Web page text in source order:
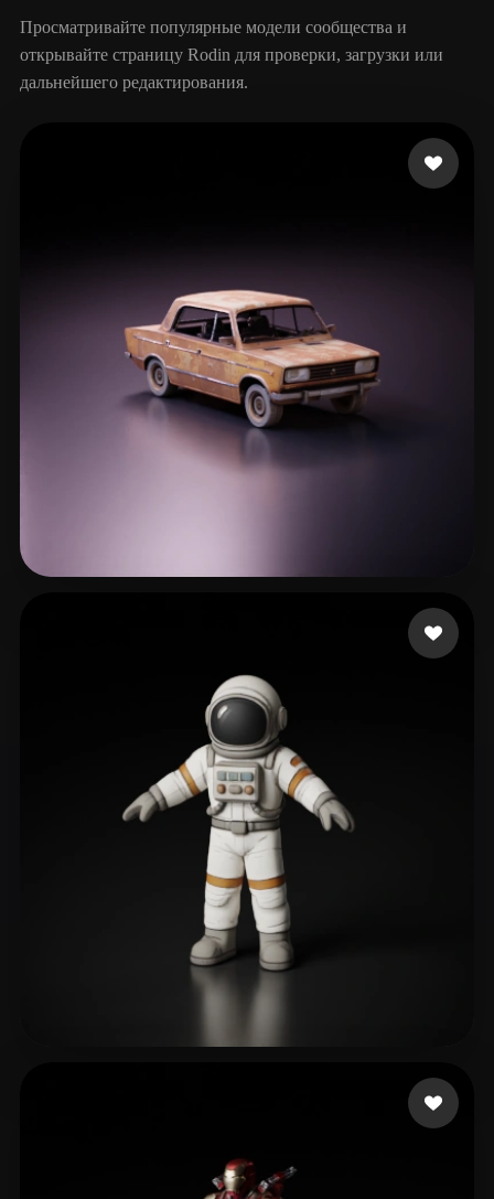
Просматривайте популярные модели сообщества и
открывайте страницу Rodin для проверки, загрузки или
дальнейшего редактирования.